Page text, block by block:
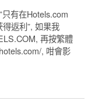
有在Hotels.com
返利”, 如果我
再按繁體
, 咁會影